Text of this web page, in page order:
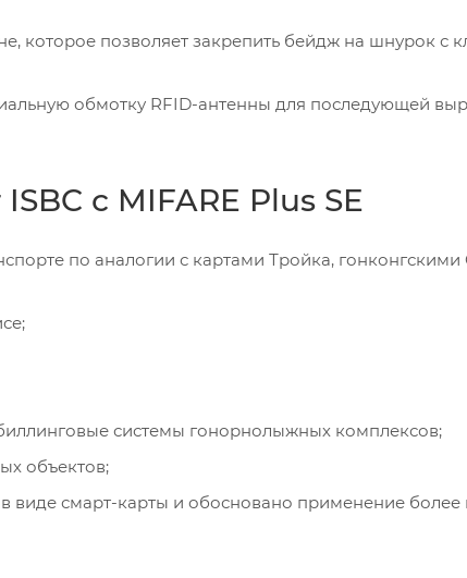
которое позволяет закрепить бейдж на шнурок с
обмотку RFID-антенны для последующей
с MIFARE Plus SE
по аналогии с картами Тройка, гонконгскими
системы гонорнолыжных комплексов;
объектов;
виде смарт-карты и обосновано применение более